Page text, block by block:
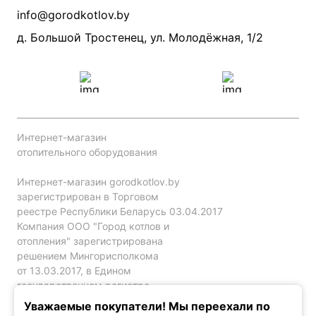
Производители
Прайс по монтажу систем отопления
Проект систем отопления
info@gorodkotlov.by
д. Большой Тростенец, ул. Молодёжная, 1/2
Интернет-магазин
отопительного оборудования
Интернет-магазин gorodkotlov.by
зарегистрирован в Торговом
реестре Республики Беларусь 03.04.2017
Компания ООО "Город котлов и
отопления" зарегистрирована
решением Мингорисполкома
от 13.03.2017, в Едином
государственном регистре
юр. лиц и индивидуальных
Уважаемые покупатели! Мы переехали по